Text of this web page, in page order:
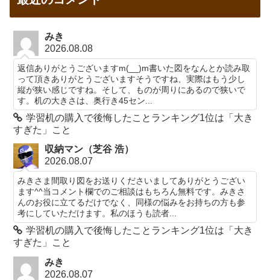
みき
2026.08.08
返信ありがとうございますm(__)m書いた図をなんとか読み取
って頂きありがとうございますそうですね、実際はもう少し
縦が狭い感じですね。そして、ものが周りにあるので狭いで
す。机の大きさは、奥行き45セン...
学習机の購入で後悔したことランキング1位は「大き
すぎた」こと
収納マン（芝谷 浩）
2026.08.07
みきさま間取り図をお送りくださいましてありがとうござい
ます^^当コメント欄でのご相談はもちろん無料です。みきさ
んのお役に立てるだけでなく、同様の悩みをお持ちの方も参
考にしていただけます。私のほうも読者...
学習机の購入で後悔したことランキング1位は「大き
すぎた」こと
みき
2026.08.07